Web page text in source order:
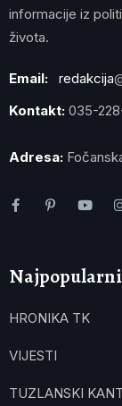
informacije iz
života.
Email: redakcija
Kontakt: 035-
Adresa:
HRONIKA TK
VIJESTI
TUZLANSKI